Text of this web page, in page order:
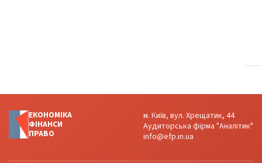
ЕКОНОМІКА
ФІНАНСИ
ПРАВО
м. Київ, вул. Хрещатик, 44
Аудиторська фірма "Аналітик"
info@efp.in.ua